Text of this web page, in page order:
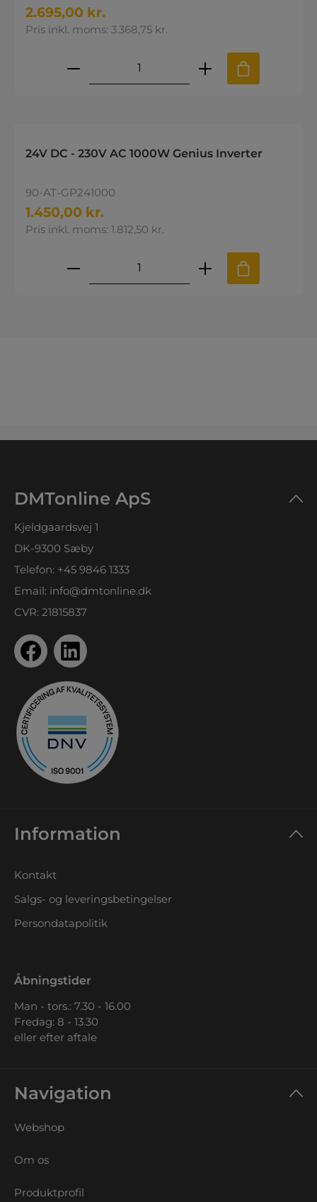
2.695,00 kr.
Pris inkl. moms: 3.368,75 kr.
Produktmængde: Indtast den
24V DC - 230V AC 1000W Genius Inverter
90-AT-GP241000
1.450,00 kr.
Pris inkl. moms: 1.812,50 kr.
Produktmængde: Indtast den
DMTonline ApS
Kjeldgaardsvej 1
DK-9300 Sæby
Telefon: +45 9846 1333
Email: info@dmtonline.dk
CVR: 21815837
Information
Kontakt
Salgs- og leveringsbetingelser
Persondatapolitik
Åbningstider
Man - tors.: 7.30 - 16.00
Fredag: 8 - 13.30
eller efter aftale
Navigation
Webshop
Om os
Produktprofil